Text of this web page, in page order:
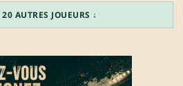
AUTRES JOUEURS ↓